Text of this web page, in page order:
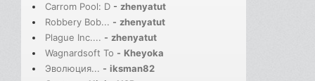
Carrom Pool: D - zhenyatut
Robbery Bob... - zhenyatut
Plague Inc.... - zhenyatut
Wagnardsoft To - Kheyoka
Эволюция... - iksman82